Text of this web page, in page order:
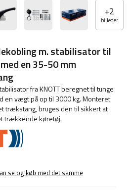
+2
billeder
m. stabilisator til
en 35-50 mm
fra KNOTT beregnet til tunge
en vægt på op til 3000 kg. Monteret
trækstang, bruges den til sikkert at
trækkende køretøj.
se og køb med det samme